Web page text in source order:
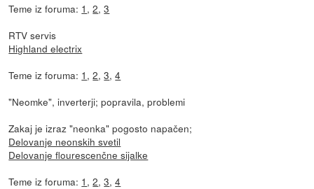
Teme iz foruma: 1 ,2,3
RTV servis
Highland electrix
Teme iz foruma: 1 ,2,3,4
"Neomke", inverterji; popravila, problemi
Zakaj je izraz "neonka" pogosto napačen;
Delovanje neonskih svetil
Delovanje flourescenčne sijalke
Teme iz foruma: 1 ,2,3,4